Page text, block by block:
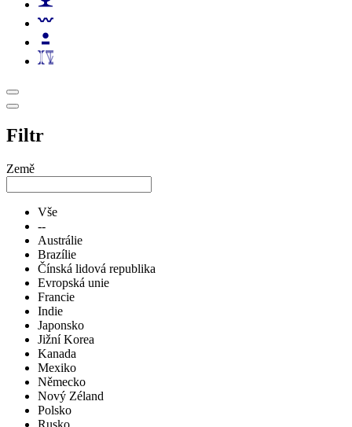
Filtr
Země
Vše
--
Austrálie
Brazílie
Čínská lidová republika
Evropská unie
Francie
Indie
Japonsko
Jižní Korea
Kanada
Mexiko
Německo
Nový Zéland
Polsko
Rusko